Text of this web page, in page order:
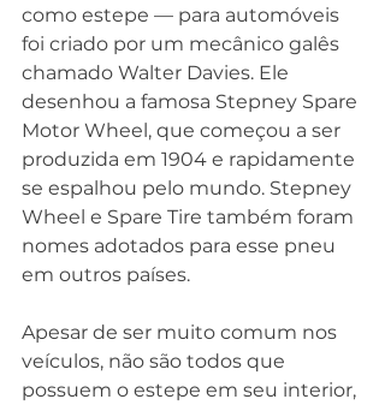
como estepe — para automóveis
foi criado por um mecânico galês
chamado Walter Davies. Ele
desenhou a famosa Stepney Spare
Motor Wheel, que começou a ser
produzida em 1904 e rapidamente
se espalhou pelo mundo. Stepney
Wheel e Spare Tire também foram
nomes adotados para esse pneu
em outros países.
Apesar de ser muito comum nos
veículos, não são todos que
possuem o estepe em seu interior,